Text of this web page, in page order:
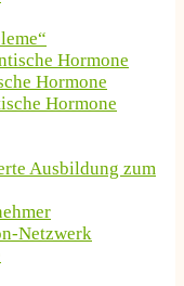
Hormone
Hormone
Hormone
Ausbildung zum
Netzwerk